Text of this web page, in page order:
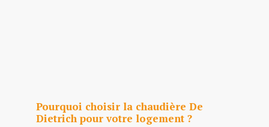
Pourquoi choisir la chaudière De
Dietrich pour votre logement ?